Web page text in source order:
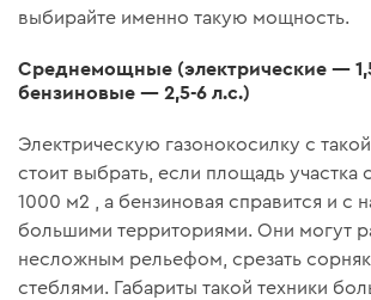
выбирайте именно такую мощность.
Среднемощные (электрические —
бензиновые — 2,5-6 л.с.)
Электрическую газонокосилку с
стоит выбрать, если площадь участка
1000 м2 , а бензиновая справится и с
большими территориями. Они могут
несложным рельефом, срезать
стеблями. Габариты такой техники